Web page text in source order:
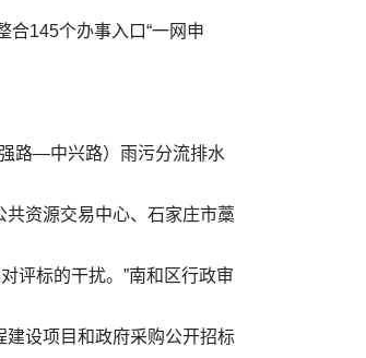
合145个办事入口“一网申
路—中兴路）雨污分流排水
共资源交易中心、石家庄市藁
评标的干扰。”南和区行政审
建设项目和政府采购公开招标